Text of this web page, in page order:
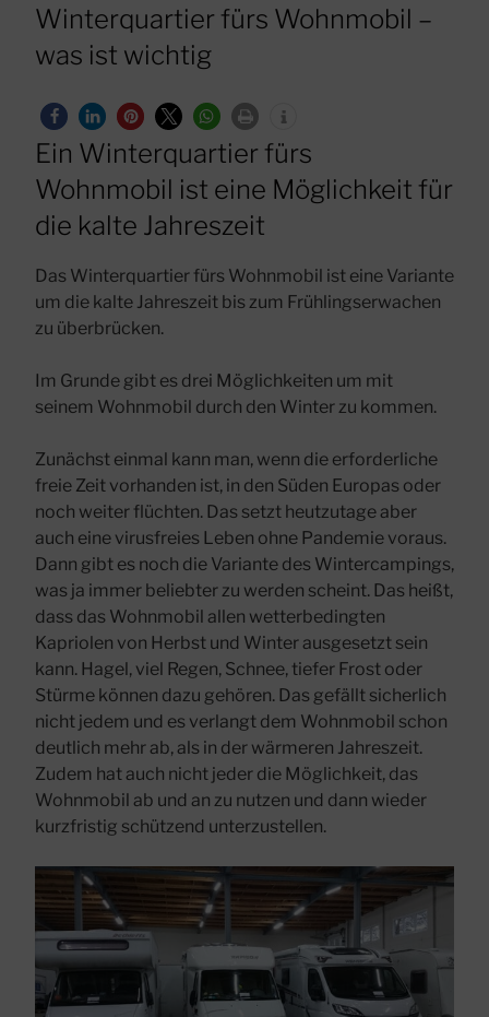
AM
Winterquartier fürs Wohnmobil –
was ist wichtig
Ein Winterquartier fürs
Wohnmobil ist eine Möglichkeit für
die kalte Jahreszeit
Das Winterquartier fürs Wohnmobil ist eine Variante
um die kalte Jahreszeit bis zum Frühlingserwachen
zu überbrücken.
Im Grunde gibt es drei Möglichkeiten um mit
seinem Wohnmobil durch den Winter zu kommen.
Zunächst einmal kann man, wenn die erforderliche
freie Zeit vorhanden ist, in den Süden Europas oder
noch weiter flüchten. Das setzt heutzutage aber
auch eine virusfreies Leben ohne Pandemie voraus.
Dann gibt es noch die Variante des Wintercampings,
was ja immer beliebter zu werden scheint. Das heißt,
dass das Wohnmobil allen wetterbedingten
Kapriolen von Herbst und Winter ausgesetzt sein
kann. Hagel, viel Regen, Schnee, tiefer Frost oder
Stürme können dazu gehören. Das gefällt sicherlich
nicht jedem und es verlangt dem Wohnmobil schon
deutlich mehr ab, als in der wärmeren Jahreszeit.
Zudem hat auch nicht jeder die Möglichkeit, das
Wohnmobil ab und an zu nutzen und dann wieder
kurzfristig schützend unterzustellen.